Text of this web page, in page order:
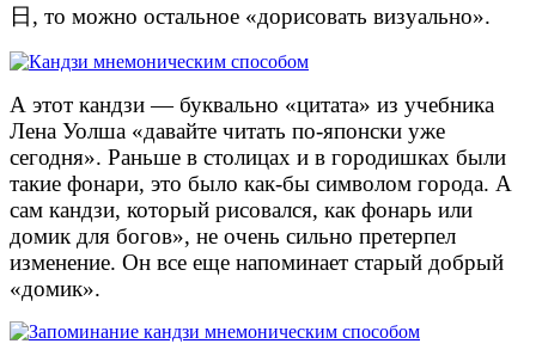
日, то можно остальное «дорисовать визуально».
А этот кандзи — буквально «цитата» из учебника
Лена Уолша «давайте читать по-японски уже
сегодня». Раньше в столицах и в городишках были
такие фонари, это было как-бы символом города. А
сам кандзи, который рисовался, как фонарь или
домик для богов», не очень сильно претерпел
изменение. Он все еще напоминает старый добрый
«домик».